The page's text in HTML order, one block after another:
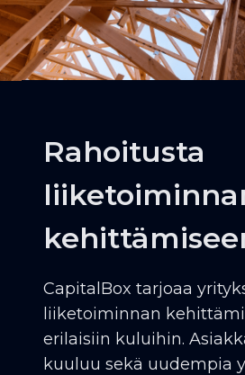
Rahoitusta
CapitalBox tarjoaa
liiketoiminnan
erilaisiin kuluihin.
kuuluu sekä uudempia